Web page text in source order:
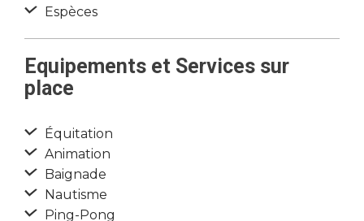
Espèces
Equipements et Services sur
place
Équitation
Animation
Baignade
Nautisme
Ping-Pong